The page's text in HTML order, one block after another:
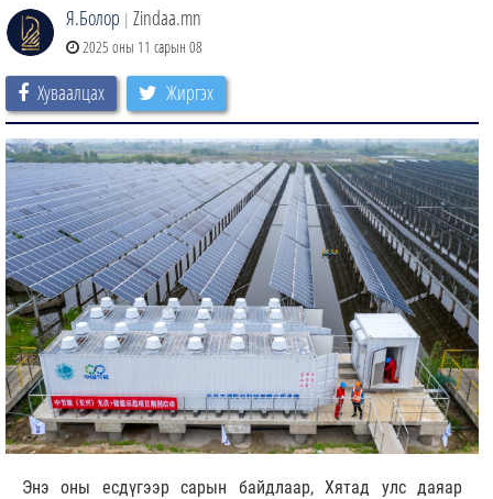
Я.Болор | Zindaa.mn
2025 оны 11 сарын 08
Хуваалцах Жиргэх
Энэ оны есдүгээр сарын байдлаар, Хятад улс даяар